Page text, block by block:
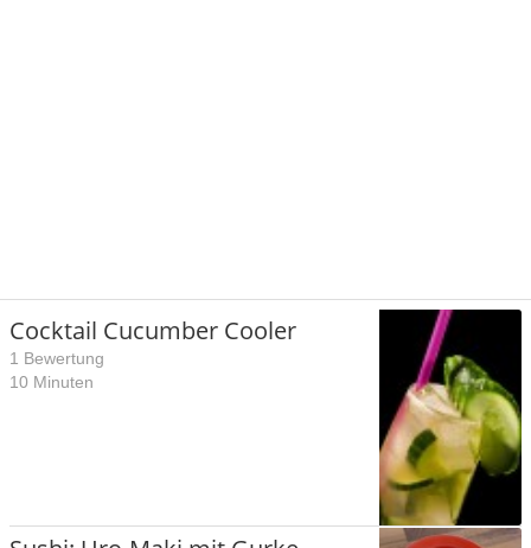
Cocktail Cucumber Cooler
1 Bewertung
10 Minuten